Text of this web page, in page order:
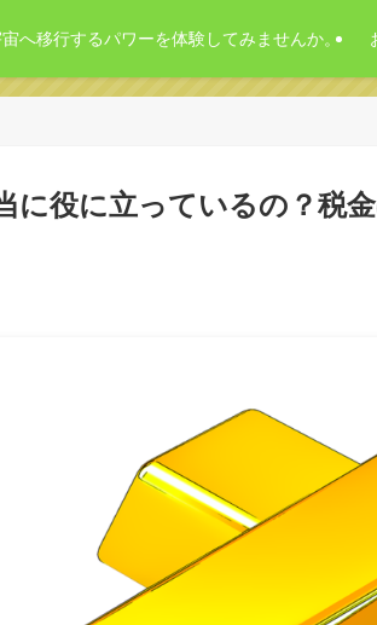
へ移行するパワーを体験してみませんか。
に役に立っているの？税